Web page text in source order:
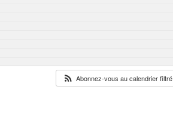
Abonnez-vous au calendrier filtré